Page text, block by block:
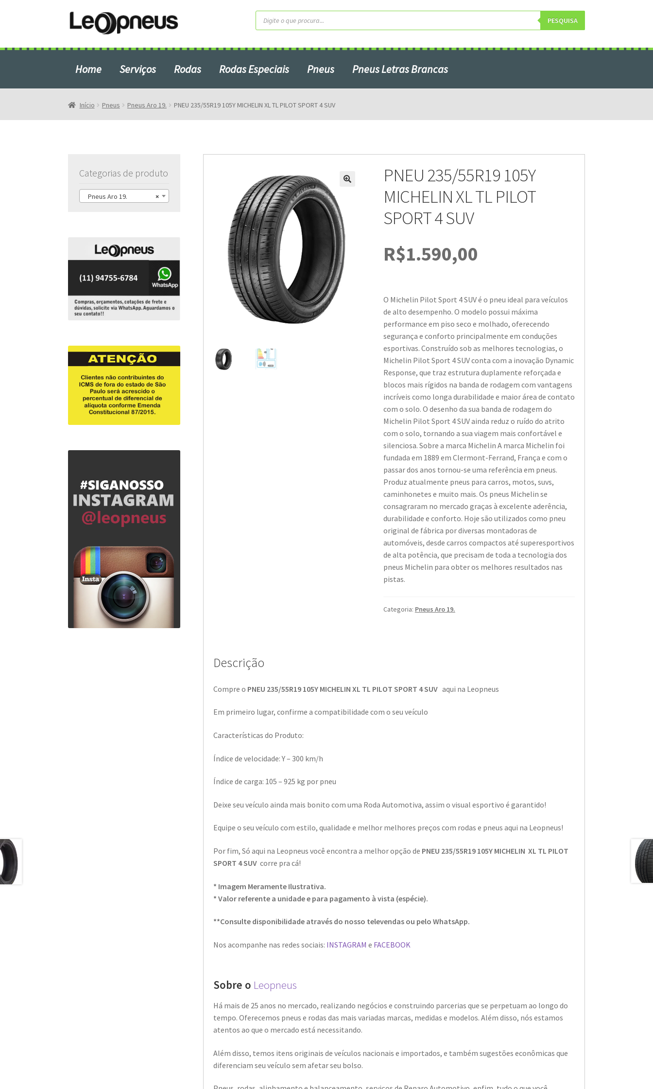
Pular
para
Pular
para
conteúdo
Pesquisar
produtos PESQUISA
Home Serviços Rodas Rodas Especiais Pneus Pneus Letras Brancas
Início Pneus Pneus Aro 19. PNEU 235/55R19 105Y MICHELIN XL TL PILOT SPORT 4 SUV
PNEU 235/55R19 105Y
MICHELIN XL TL PILOT
SPORT 4 SUV
R$1.590,00
O Michelin Pilot Sport 4 SUV é o pneu ideal para veículos
de alto desempenho. O modelo possui máxima
performance em piso seco e molhado, oferecendo
segurança e conforto principalmente em conduções
esportivas. Construído sob as melhores tecnologias, o
Michelin Pilot Sport 4 SUV conta com a inovação Dynamic
Response, que traz estrutura duplamente reforçada e
blocos mais rígidos na banda de rodagem com vantagens
incríveis como longa durabilidade e maior área de contato
com o solo. O desenho da sua banda de rodagem do
Michelin Pilot Sport 4 SUV ainda reduz o ruído do atrito
com o solo, tornando a sua viagem mais confortável e
silenciosa. Sobre a marca Michelin A marca Michelin foi
fundada em 1889 em Clermont-Ferrand, França e com o
passar dos anos tornou-se uma referência em pneus.
Produz atualmente pneus para carros, motos, suvs,
caminhonetes e muito mais. Os pneus Michelin se
consagraram no mercado graças à excelente aderência,
durabilidade e conforto. Hoje são utilizados como pneu
original de fábrica por diversas montadoras de
automóveis, desde carros compactos até superesportivos
de alta potência, que precisam de toda a tecnologia dos
pneus Michelin para obter os melhores resultados nas
pistas.
Categoria: Pneus Aro 19.
Descrição
Compre o PNEU 235/55R19 105Y MICHELIN XL TL PILOT SPORT 4 SUV aqui na Leopneus
Em primeiro lugar, confirme a compatibilidade com o seu veículo
Características do Produto:
Índice de velocidade: Y – 300 km/h
Índice de carga: 105 – 925 kg por pneu
Deixe seu veículo ainda mais bonito com uma Roda Automotiva, assim o visual esportivo é garantido!
Equipe o seu veículo com estilo, qualidade e melhor melhores preços com rodas e pneus aqui na Leopneus!
Por fim, Só aqui na Leopneus você encontra a melhor opção de PNEU 235/55R19 105Y MICHELIN XL TL PILOT
SPORT 4 SUVcorre pra cá!
* Imagem Meramente Ilustrativa.
* Valor referente a unidade e para pagamento à vista (espécie).
**Consulte disponibilidade através do nosso televendas ou pelo WhatsApp.
Nos acompanhe nas redes sociais: INSTAGRAM e FACEBOOK
Sobre o Leopneus
Há mais de 25 anos no mercado, realizando negócios e construindo parcerias que se perpetuam ao longo do
tempo. Oferecemos pneus e rodas das mais variadas marcas, medidas e modelos. Além disso, nós estamos
atentos ao que o mercado está necessitando.
Além disso, temos itens originais de veículos nacionais e importados, e também sugestões econômicas que
diferenciam seu veículo sem afetar seu bolso.
Categorias de produto
×
Pneus Aro 19.